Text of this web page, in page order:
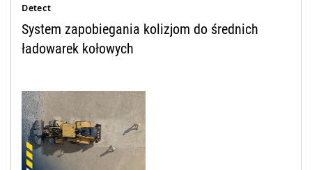
Detect
System zapobiegania kolizjom do średnich
ładowarek kołowych